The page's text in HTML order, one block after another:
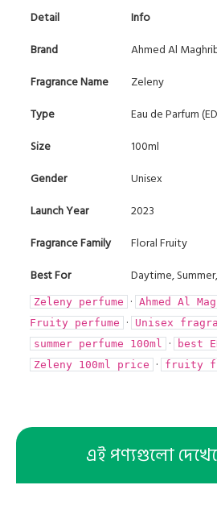
Detail
Info
Brand
Ahmed Al
Fragrance Name
Zeleny
Type
Eau de Parfum
Size
100ml
Gender
Unisex
Launch Year
2023
Fragrance Family
Floral Fruity
Best For
Daytime,
Zeleny perfume · Ahmed Al
Fruity perfume
· Unisex
summer perfume 100ml · best
Zeleny 100ml price · fruity
এই পণ্যগুলো